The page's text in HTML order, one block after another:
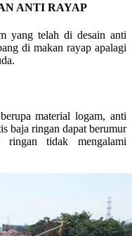
ANTI RAYAP
yang telah di desain anti
di makan rayap apalagi
material logam, anti
baja ringan dapat berumur
tidak mengalami